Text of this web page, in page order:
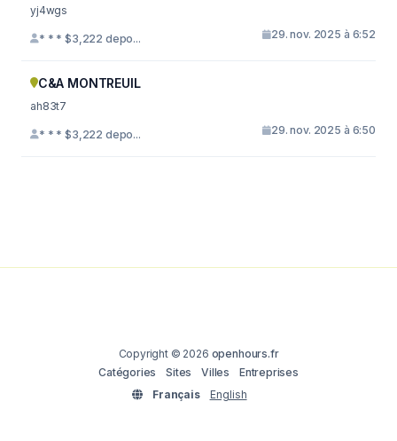
yj4wgs
* * * $3,222 depo... 29. nov. 2025 à 6:52
C&A MONTREUIL
ah83t7
* * * $3,222 depo... 29. nov. 2025 à 6:50
Copyright © 2026 openhours.fr
Catégories
Sites Villes
Entreprises
Français
English